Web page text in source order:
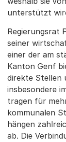
unterstützt
Regierungsrat
seiner
einer der am
Kanton Genf
direkte Stellen
insbesondere
tragen für
kommunalen
hängen
ab. Die